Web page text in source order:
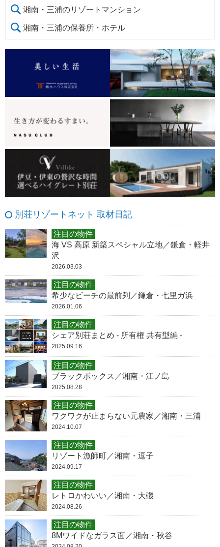
湘南・三浦のリゾートマンション
湘南・三浦の保養所・ホテル
別荘リゾートネット 取材日記
注目の物件
海 VS 高原 新築スペシャル立地／鎌倉・軽井
沢
2026.03.03
注目の物件
希少なビーチの最前列／鎌倉・七里ガ浜
2026.01.06
注目の物件
シェア別荘まとめ - 所有権 共有型編 -
2025.09.16
注目の物件
ブラックボックス／湘南・江ノ島
2025.08.28
注目の物件
ワクワクが止まらない元農家／湘南・三浦
2024.10.07
注目の物件
リゾート漁師町／湘南・逗子
2024.09.17
注目の物件
レトロかわいい／湘南・大磯
2024.08.26
注目の物件
8Mワイドなガラス面／湘南・秋谷